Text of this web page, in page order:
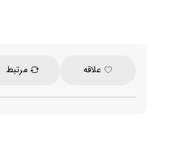
علاقه مرتبط